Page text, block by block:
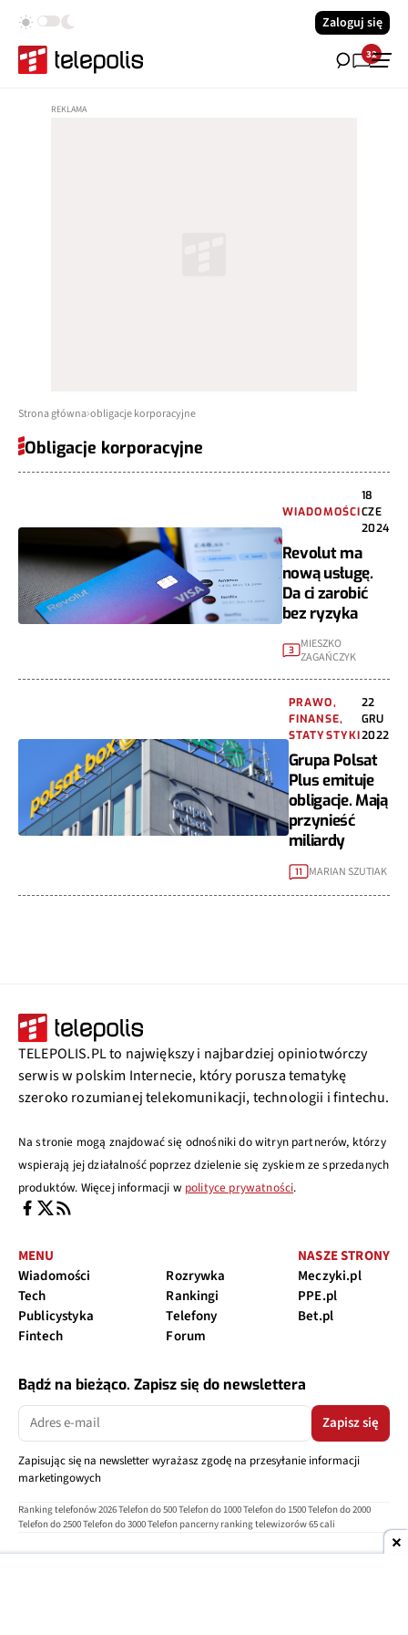
Zaloguj się
32
Strona główna obligacje korporacyjne
Obligacje korporacyjne
WIADOMOŚCI
18
CZE
2024
Revolut ma
nową usługę.
Da ci zarobić
bez ryzyka
3 MIESZKO
ZAGAŃCZYK
PRAWO,
FINANSE,
STATYSTYKI
22
GRU
2022
Grupa Polsat
Plus emituje
obligacje. Mają
przynieść
miliardy
11 MARIAN SZUTIAK
TELEPOLIS.PL to największy i najbardziej opiniotwórczy
serwis w polskim Internecie, który porusza tematykę
szeroko rozumianej telekomunikacji, technologii i fintechu.
Na stronie mogą znajdować się odnośniki do witryn partnerów, którzy
wspierają jej działalność poprzez dzielenie się zyskiem ze sprzedanych
produktów. Więcej informacji w polityce prywatności.
MENU
Wiadomości
Tech
Publicystyka
Fintech
Rozrywka
Rankingi
Telefony
Forum
NASZE STRONY
Meczyki.pl
PPE.pl
Bet.pl
Bądź na bieżąco. Zapisz się do newslettera
Zapisz się
Zapisując się na newsletter wyrażasz zgodę na przesyłanie informacji
marketingowych
Ranking telefonów 2026Telefon do 500Telefon do 1000Telefon do 1500Telefon do 2000
Telefon do 2500Telefon do 3000Telefon pancerny ranking telewizorów 65 cali